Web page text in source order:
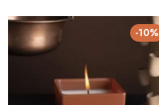
-10%